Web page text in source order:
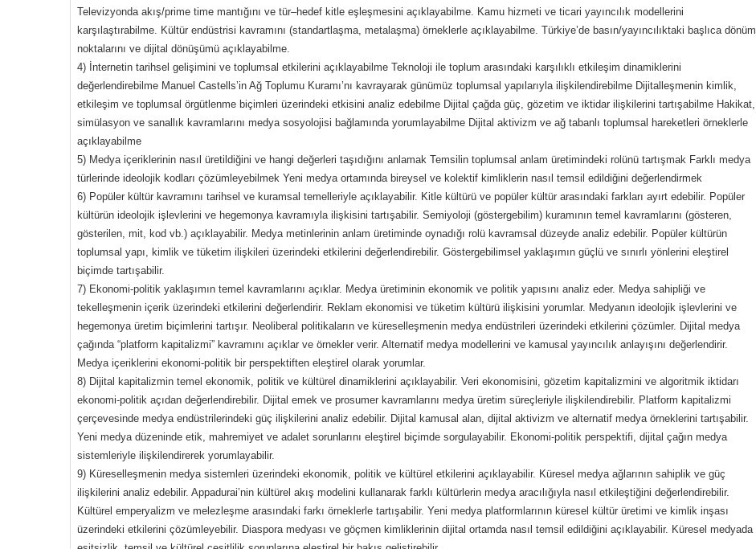
Televizyonda akış/prime time mantığını ve tür–hedef kitle eşleşmesini açıklayabilme. Kamu hizmeti ve ticari yayıncılık modellerini
karşılaştırabilme. Kültür endüstrisi kavramını (standartlaşma, metalaşma) örneklerle açıklayabilme. Türkiye’de basın/yayıncılıktaki başlıca dönüm
noktalarını ve dijital dönüşümü açıklayabilme.
4) İnternetin tarihsel gelişimini ve toplumsal etkilerini açıklayabilme Teknoloji ile toplum arasındaki karşılıklı etkileşim dinamiklerini
değerlendirebilme Manuel Castells’in Ağ Toplumu Kuramı’nı kavrayarak günümüz toplumsal yapılarıyla ilişkilendirebilme Dijitalleşmenin kimlik,
etkileşim ve toplumsal örgütlenme biçimleri üzerindeki etkisini analiz edebilme Dijital çağda güç, gözetim ve iktidar ilişkilerini tartışabilme Hakikat,
simülasyon ve sanallık kavramlarını medya sosyolojisi bağlamında yorumlayabilme Dijital aktivizm ve ağ tabanlı toplumsal hareketleri örneklerle
açıklayabilme
5) Medya içeriklerinin nasıl üretildiğini ve hangi değerleri taşıdığını anlamak Temsilin toplumsal anlam üretimindeki rolünü tartışmak Farklı medya
türlerinde ideolojik kodları çözümleyebilmek Yeni medya ortamında bireysel ve kolektif kimliklerin nasıl temsil edildiğini değerlendirmek
6) Popüler kültür kavramını tarihsel ve kuramsal temelleriyle açıklayabilir. Kitle kültürü ve popüler kültür arasındaki farkları ayırt edebilir. Popüler
kültürün ideolojik işlevlerini ve hegemonya kavramıyla ilişkisini tartışabilir. Semiyoloji (göstergebilim) kuramının temel kavramlarını (gösteren,
gösterilen, mit, kod vb.) açıklayabilir. Medya metinlerinin anlam üretiminde oynadığı rolü kavramsal düzeyde analiz edebilir. Popüler kültürün
toplumsal yapı, kimlik ve tüketim ilişkileri üzerindeki etkilerini değerlendirebilir. Göstergebilimsel yaklaşımın güçlü ve sınırlı yönlerini eleştirel
biçimde tartışabilir.
7) Ekonomi-politik yaklaşımın temel kavramlarını açıklar. Medya üretiminin ekonomik ve politik yapısını analiz eder. Medya sahipliği ve
tekelleşmenin içerik üzerindeki etkilerini değerlendirir. Reklam ekonomisi ve tüketim kültürü ilişkisini yorumlar. Medyanın ideolojik işlevlerini ve
hegemonya üretim biçimlerini tartışır. Neoliberal politikaların ve küreselleşmenin medya endüstrileri üzerindeki etkilerini çözümler. Dijital medya
çağında “platform kapitalizmi” kavramını açıklar ve örnekler verir. Alternatif medya modellerini ve kamusal yayıncılık anlayışını değerlendirir.
Medya içeriklerini ekonomi-politik bir perspektiften eleştirel olarak yorumlar.
8) Dijital kapitalizmin temel ekonomik, politik ve kültürel dinamiklerini açıklayabilir. Veri ekonomisini, gözetim kapitalizmini ve algoritmik iktidarı
ekonomi-politik açıdan değerlendirebilir. Dijital emek ve prosumer kavramlarını medya üretim süreçleriyle ilişkilendirebilir. Platform kapitalizmi
çerçevesinde medya endüstrilerindeki güç ilişkilerini analiz edebilir. Dijital kamusal alan, dijital aktivizm ve alternatif medya örneklerini tartışabilir.
Yeni medya düzeninde etik, mahremiyet ve adalet sorunlarını eleştirel biçimde sorgulayabilir. Ekonomi-politik perspektifi, dijital çağın medya
sistemleriyle ilişkilendirerek yorumlayabilir.
9) Küreselleşmenin medya sistemleri üzerindeki ekonomik, politik ve kültürel etkilerini açıklayabilir. Küresel medya ağlarının sahiplik ve güç
ilişkilerini analiz edebilir. Appadurai’nin kültürel akış modelini kullanarak farklı kültürlerin medya aracılığıyla nasıl etkileştiğini değerlendirebilir.
Kültürel emperyalizm ve melezleşme arasındaki farkı örneklerle tartışabilir. Yeni medya platformlarının küresel kültür üretimi ve kimlik inşası
üzerindeki etkilerini çözümleyebilir. Diaspora medyası ve göçmen kimliklerinin dijital ortamda nasıl temsil edildiğini açıklayabilir. Küresel medyada